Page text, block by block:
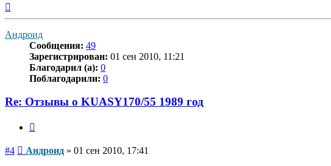
Андроид
Сообщения: 49
Зарегистрирован: 01 сен 2010, 11:21
Благодарил (а): 0
Поблагодарили: 0
Re: Отзывы о KUASY170/55 1989 год
#4 Сообщение
Андроид » 01 сен 2010, 17:41